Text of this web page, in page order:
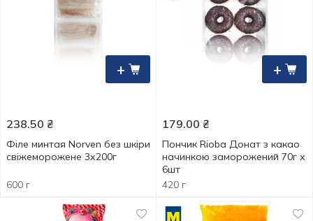
+
238.50 ₴
Філе минтая Norven без шкіри
свіжеморожене 3х200г
600 г
+
179.00 ₴
Пончик Rioba Донат з какао
начинкою заморожений 70г х
6шт
420 г